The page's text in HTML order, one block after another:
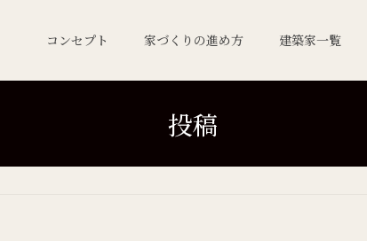
コンセプト 家づくりの進め方 建築家一覧
投稿